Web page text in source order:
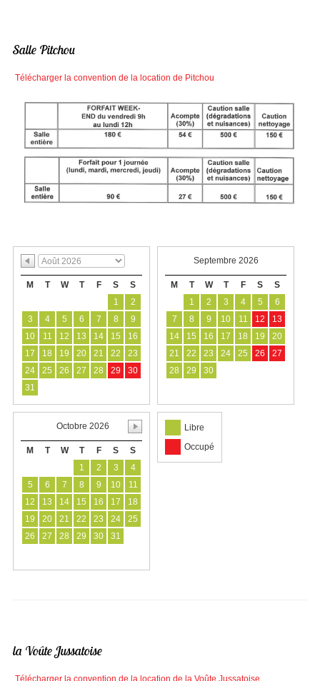
Salle Pitchou
Télécharger la convention de la location de Pitchou
M T W T F S
S
1
2
3
4 5 6 7 8
9
10
11 12 13 14 15
16
17
18 19 20 21 22
23
24
25 26 27 28 29
30
31
Septembre 2026
M T W T F S
S
1
2 3 4 5
6
7
8 9 10 11 12
13
14
15 16 17 18 19
20
21
22 23 24 25 26
27
28
29 30
Octobre 2026
M T W T F S
S
1
2 3
4
5
6 7 8 9 10
11
12
13 14 15 16 17
18
19
20 21 22 23 24
25
26
27 28 29 30 31
Libre
Occupé
la Voûte Jussatoise
Télécharger la convention de la location de la Voûte Jussatoise